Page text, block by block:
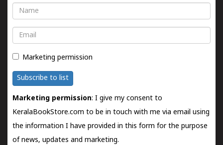
Name
Email
Marketing permission
Subscribe to list
Marketing permission: I give my consent to
KeralaBookStore.com to be in touch with me via email using
the information I have provided in this form for the purpose
of news, updates and marketing.